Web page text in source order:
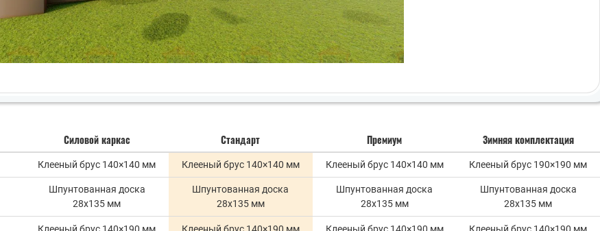
Силовой каркас Стандарт Премиум Зимняя комплектация
Клееный брус 140×140 мм Клееный брус 140×140 мм Клееный брус 140×140 мм Клееный брус 190×190 мм
Шпунтованная доска
28х135 мм
Шпунтованная доска
28х135 мм
Шпунтованная доска
28х135 мм
Шпунтованная доска
28х135 мм